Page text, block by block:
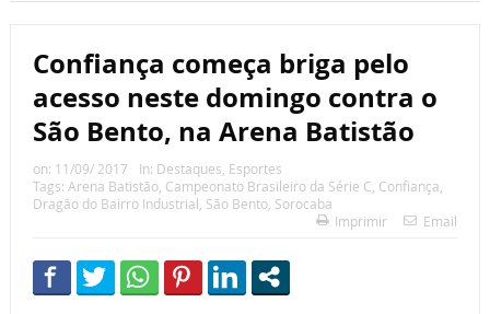
Confiança começa briga pelo
acesso neste domingo contra o
São Bento, na Arena Batistão
on: 11/09/ 2017 In: Destaques, Esportes
Tags: Arena Batistão, Campeonato Brasileiro da Série C, Confiança,
Dragão do Bairro Industrial, São Bento, Sorocaba
Imprimir
Email